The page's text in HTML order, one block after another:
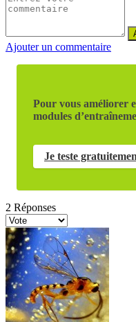
Ajouter un commentaire
Pour vous améliorer
modules
Je teste
2 Réponses